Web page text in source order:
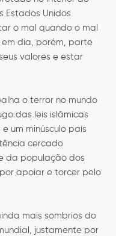
Estados Unidos
o mal quando o mal
em dia, porém, parte
valores e estar
o terror no mundo
das leis islâmicas
um minúsculo país
cercado
da população dos
apoiar e torcer pelo
mais sombrios do
justamente por